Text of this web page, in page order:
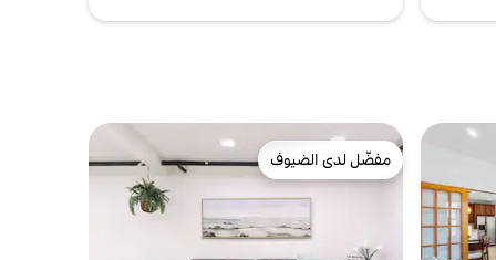
مفضّل لدى الضيوف
مفضّل لدى الضيوف